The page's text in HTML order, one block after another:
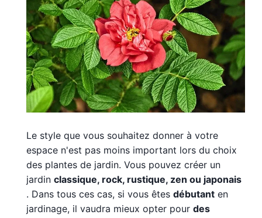
Le style que vous souhaitez donner à votre
espace n'est pas moins important lors du choix
des plantes de jardin. Vous pouvez créer un
jardin classique, rock, rustique, zen ou japonais
. Dans tous ces cas, si vous êtes débutant en
jardinage, il vaudra mieux opter pour des